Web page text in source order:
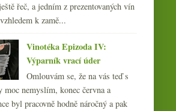
řeč, a jedním z prezentovaných vín
k zamě...
Vinotéka Epizoda IV:
Výparník vrací úder
Omlouvám se, že na vás teď s
moc nemyslím, konec června a
byl pracovně hodně náročný a pak